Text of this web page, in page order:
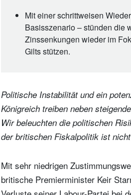
Mit einer schrittweisen
Basisszenario – stünden die
Zinssenkungen wieder im
Gilts stützen.
Politische Instabilität und ein
Königreich treiben neben
Wir beleuchten die politischen
der britischen Fiskalpolitik ist
Mit sehr niedrigen
britische Premierminister Keir